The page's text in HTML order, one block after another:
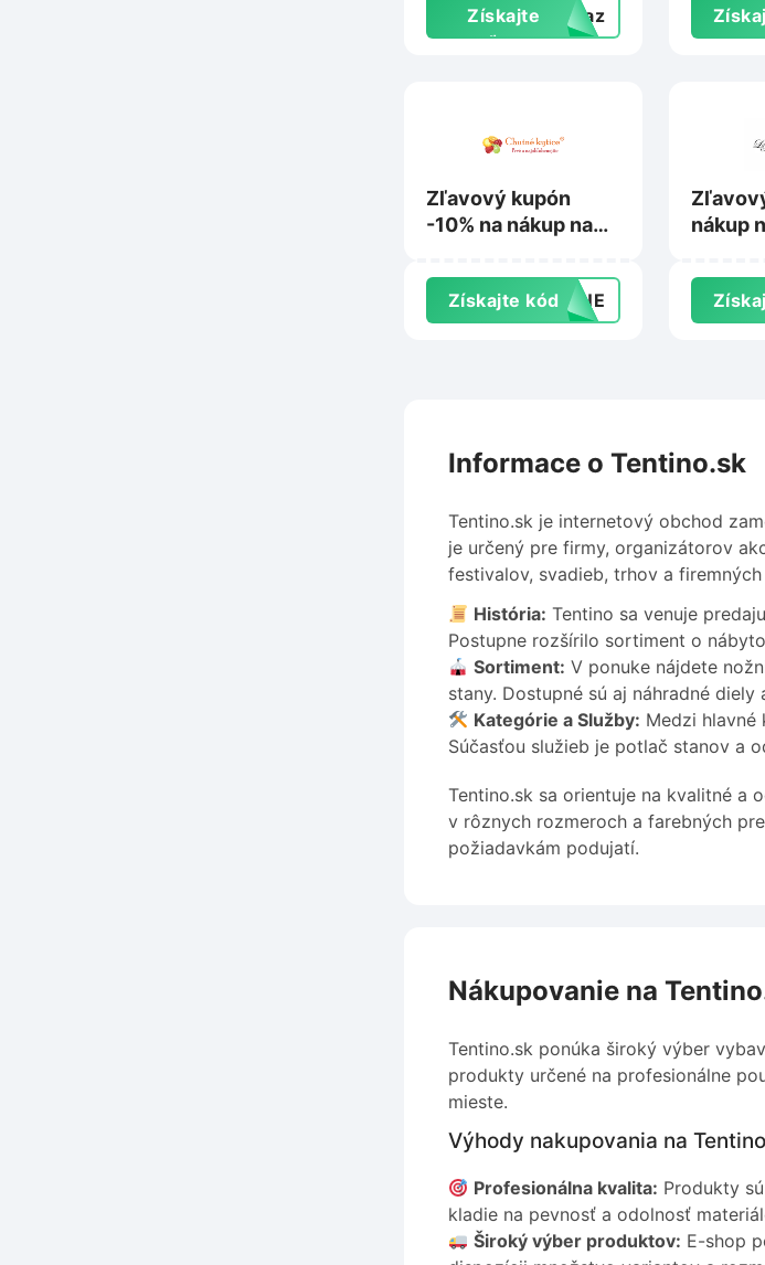
Získajte
zľavu
dkaz
Zľavový kupón
-10% na nákup na
Získajte kódUTNE
nákup
Informace o Tentino.sk
Tentino.sk je internetový obchod
je určený pre firmy, organizátorov
festivalov, svadieb, trhov a
História: Tentino sa venuje
Postupne rozšírilo sortiment o
Sortiment: V ponuke nájdete
stany. Dostupné sú aj náhradné diely
Kategórie a Služby: Medzi hlavné
Súčasťou služieb je potlač stanov a
Tentino.sk sa orientuje na kvalitné a
v rôznych rozmeroch a farebných
požiadavkám podujatí.
Nákupovanie na
Tentino.sk ponúka široký výber
produkty určené na profesionálne
mieste.
Výhody nakupovania na
Profesionálna kvalita: Produkty
kladie na pevnosť a odolnosť
Široký výber produktov: E-shop